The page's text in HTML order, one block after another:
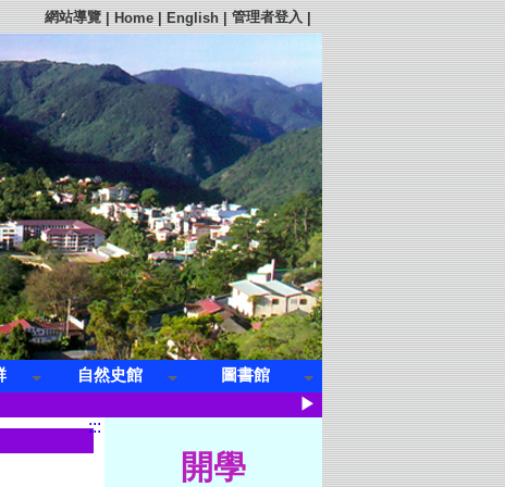
網站導覽|Home|English|管理者登入|
自然史館
圖書館
▶
:::
開學